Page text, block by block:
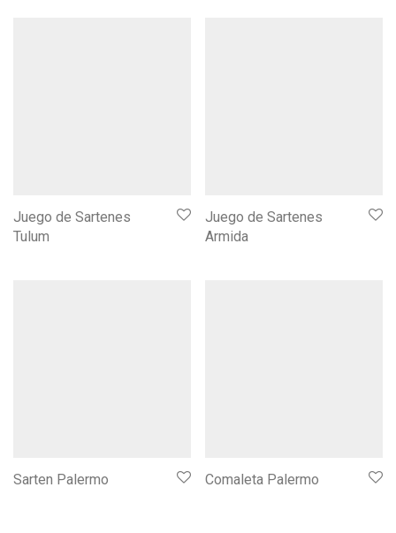
Juego de Sartenes
Tulum
Juego de Sartenes
Armida
Sarten Palermo Comaleta Palermo